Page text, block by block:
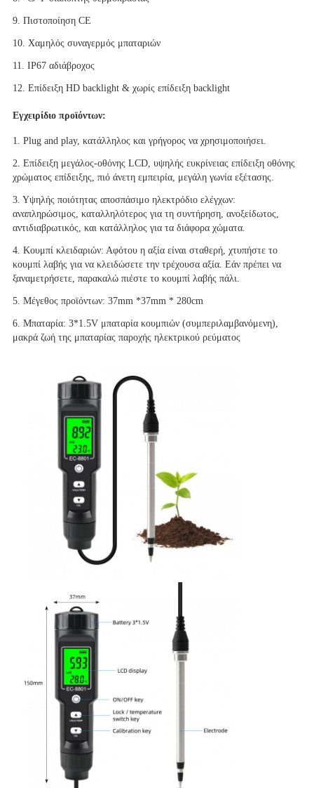
9. Πιστοποίηση CE
10. Χαμηλός συναγερμός μπαταριών
11. IP67 αδιάβροχος
12. Επίδειξη HD backlight & χωρίς επίδειξη backlight
Εγχειρίδιο προϊόντων:
1. Plug and play, κατάλληλος και γρήγορος να χρησιμοποιήσει.
2. Επίδειξη μεγάλος-οθόνης LCD, υψηλής ευκρίνειας επίδειξη οθόνης
χρώματος επίδειξης, πιό άνετη εμπειρία, μεγάλη γωνία εξέτασης.
3. Υψηλής ποιότητας αποσπάσιμο ηλεκτρόδιο ελέγχων:
αναπληρώσιμος, καταλληλότερος για τη συντήρηση, ανοξείδωτος,
αντιδιαβρωτικός, και κατάλληλος για τα διάφορα χώματα.
4. Κουμπί κλειδαριών: Αφότου η αξία είναι σταθερή, χτυπήστε το
κουμπί λαβής για να κλειδώσετε την τρέχουσα αξία. Εάν πρέπει να
ξαναμετρήσετε, παρακαλώ πιέστε το κουμπί λαβής πάλι.
5. Μέγεθος προϊόντων: 37mm *37mm * 280cm
6. Μπαταρία: 3*1.5V μπαταρία κουμπιών (συμπεριλαμβανόμενη),
μακρά ζωή της μπαταρίας παροχής ηλεκτρικού ρεύματος